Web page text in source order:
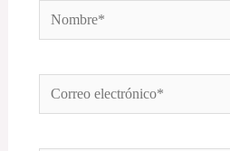
Nombre*
Correo
electrónico*